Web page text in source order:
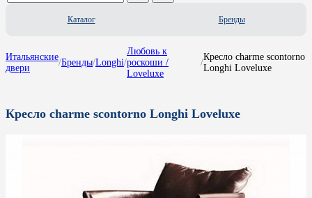
Каталог Бренды
Итальянские
двери
/Бренды/Longhi/
Любовь к
роскоши /
Loveluxe
/
Кресло charme scontorno
Longhi Loveluxe
Кресло charme scontorno Longhi Loveluxe